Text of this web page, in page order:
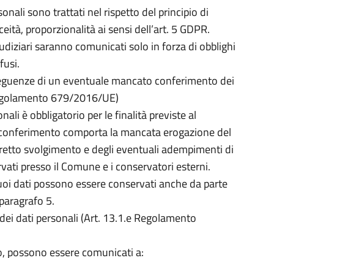
sono trattati nel rispetto del principio di
proporzionalità ai sensi dell’art. 5 GDPR.
saranno comunicati solo in forza di obblighi
di un eventuale mancato conferimento dei
679/2016/UE)
è obbligatorio per le finalità previste al
comporta la mancata erogazione del
svolgimento e degli eventuali adempimenti di
presso il Comune e i conservatori esterni.
dati possono essere conservati anche da parte
5.
dati personali (Art. 13.1.e Regolamento
possono essere comunicati a: